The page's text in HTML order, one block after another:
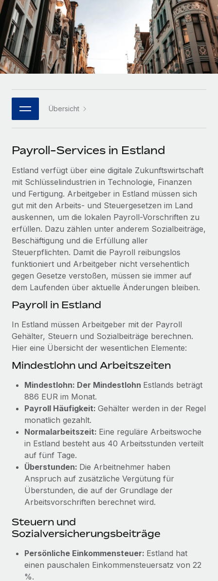
INFRASTRUKTUR
Remote Embedded
Nahtlose Integration der HR in bestehende Abläufe
Plattform
Integrierte HR-Kernfunktionen für dein Team
MCP
Integrationen
Tools
DIENSTLEISTUNGEN
Frag unsere Expert:innen
Hilfe von Expert:innen für globale HR & Compliance
Background-Checks
Einfacheres Bewerber:innen-Screening
Compliance Watchtower
Lückenlose Compliance
Geräteverwaltung
Globale Bereitstellung und Verfolgung von IT-
Geräten
Gründung von Niederlassungen
Niederlassungen
Mobilität und Relocation
Mühelose Relocation von Mitarbeiter:innen
Benefits
Mühelose Verwaltung von Benefits
Mittelstand
Maßgeschneiderte HR-Lösungen, um Teams zu
vergrößern
Enterprise
Globale HR für Konzerne und Großunternehmen
PARTNER WERDEN
Flexible Einbettung von Global-HR-Funktionen in deine
Entdecke die Möglichkeiten einer Partnerschaft
Remote Build
Demnächst verfügbar
Beratung zu Integrationen und KI-Automatisierung
So hat der KI-Vorreiter Weaviate sein Team mit
Remote um 120 % vergrößert
Weaviate auf einen Blick Weaviate entwickelt KI-basierte
Strategische Partnerschaft zwischen
Management und Payroll
Reverse Tech auf einen Blick Das Gesundheits- und
Wellness-Startup Reverse Tech hat das globale...
Mehr erfahren
LERNEN MIT REMOTE
Forschung und Leitfäden
Fallstudien
HR-Glossar
Bibliothek für Stellenbeschreibungen
Webinare
Events
Newsroom
Informationen zu Gehältern und Qualifikationen
Insights Center
Hol dir Unterstützung
Alle Ressourcen anzeigen
BLOG
Contractor Management
BLOG
Neues zu Remote-Produkten: Integration mit
Gusto und Zero und Contractor Management
Plus
Auch im neuen Jahr wollen wir bei Remote Unternehmen
aller Größen dabei unterstützen, die beste...
Mehr erfahren
Wie Phiture 55 Mitarbeiter:innen in 19 Ländern
mit Remote verwaltet
Phiture ist der unumstrittene Marktführer im Bereich der
Wachstumsberatung für mobile Apps. Das...
Español
Italiano
Português (Portugal)
한국어 Übersicht
Payroll-Services in Estland
Estland verfügt über eine digitale Zukunftswirtschaft
mit Schlüsselindustrien in Technologie, Finanzen
und Fertigung. Arbeitgeber in Estland müssen sich
gut mit den Arbeits- und Steuergesetzen im Land
auskennen, um die lokalen Payroll-Vorschriften zu
erfüllen. Dazu zählen unter anderem Sozialbeiträge,
Beschäftigung und die Erfüllung aller
Steuerpflichten. Damit die Payroll reibungslos
funktioniert und Arbeitgeber nicht versehentlich
gegen Gesetze verstoßen, müssen sie immer auf
dem Laufenden über aktuelle Änderungen bleiben.
Payroll in Estland
In Estland müssen Arbeitgeber mit der Payroll
Gehälter, Steuern und Sozialbeiträge berechnen.
Hier eine Übersicht der wesentlichen Elemente:
Mindestlohn und Arbeitszeiten
Mindestlohn: Der Mindestlohn Estlands beträgt
886 EUR im Monat.
Payroll Häufigkeit: Gehälter werden in der Regel
monatlich gezahlt.
Normalarbeitszeit: Eine reguläre Arbeitswoche
in Estland besteht aus 40 Arbeitsstunden verteilt
auf fünf Tage.
Überstunden: Die Arbeitnehmer haben
Anspruch auf zusätzliche Vergütung für
Überstunden, die auf der Grundlage der
Arbeitsvorschriften berechnet wird.
Steuern und
Sozialversicherungsbeiträge
Persönliche Einkommensteuer: Estland hat
einen pauschalen Einkommensteuersatz von 22
%.